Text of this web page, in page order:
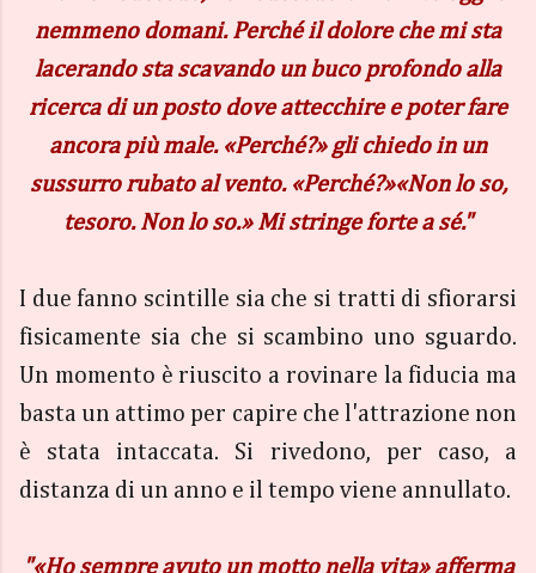
nemmeno domani. Perché il dolore che mi sta
lacerando sta scavando un buco profondo alla
ricerca di un posto dove attecchire e poter fare
ancora più male. «Perché?» gli chiedo in un
sussurro rubato al vento. «Perché?»«Non lo so,
tesoro. Non lo so.» Mi stringe forte a sé."
I due fanno scintille sia che si tratti di sfiorarsi
fisicamente sia che si scambino uno sguardo.
Un momento è riuscito a rovinare la fiducia ma
basta un attimo per capire che l'attrazione non
è stata intaccata. Si rivedono, per caso, a
distanza di un anno e il tempo viene annullato.
"«Ho sempre avuto un motto nella vita» afferma